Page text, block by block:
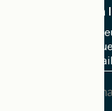
Je m'abonne
Recevez le
boîte mail
Mon adresse mail